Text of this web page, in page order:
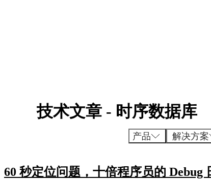
产品 解决方案
技术文章 - 时序数据库
60 秒定位问题，十倍程序员的 Debug